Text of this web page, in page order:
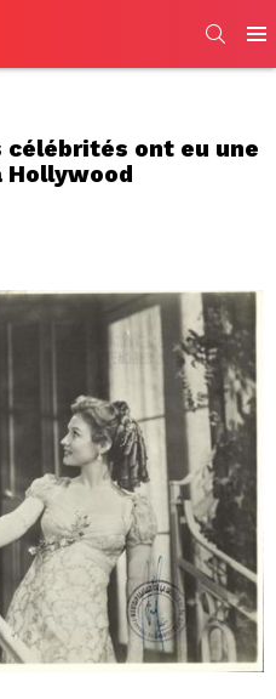
ont eu une
Hollywood